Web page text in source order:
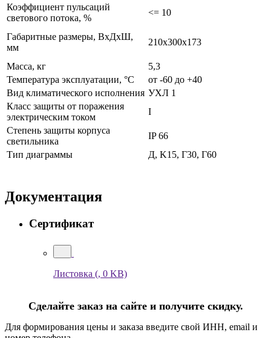
Коэффициент пульсаций
светового потока, %
<= 10
Габаритные размеры, ВхДхШ,
мм
210x300x173
Масса, кг
5,3
Температура эксплуатации, °С
от -60 до +40
Вид климатического исполнения УХЛ 1
Класс защиты от поражения
электрическим током
I
Степень защиты корпуса
светильника
IP 66
Тип диаграммы
Д, K15, Г30, Г60
Документация
Сертификат
Листовка (, 0 KB)
Сделайте заказ на сайте и получите скидку.
Для формирования цены и заказа введите свой ИНН, email и